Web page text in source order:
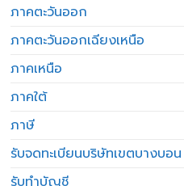
ภาคตะวันออก
ภาคตะวันออกเฉียงเหนือ
ภาคเหนือ
ภาคใต้
ภาษี
รับจดทะเบียนบริษัทเขตบางบอน
รับทำบัญชี